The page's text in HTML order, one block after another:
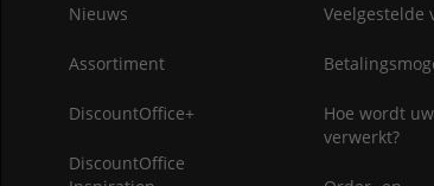
Nieuws
Assortiment
DiscountOffice+
DiscountOffice
Veelgestelde
Hoe wordt
verwerkt?